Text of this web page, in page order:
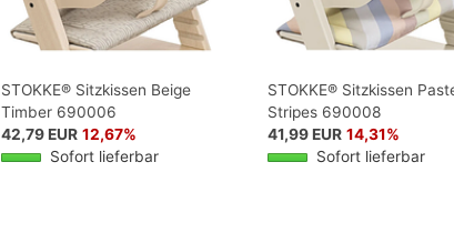
STOKKE® Sitzkissen Beige
Timber 690006
42,79 EUR 12,67%
Sofort lieferbar
STOKKE® Sitzkissen
Stripes 690008
41,99 EUR 14,31%
Sofort lieferbar